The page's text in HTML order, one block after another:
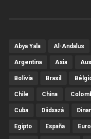
Abya Yala Al-Andalus
Argentina Asia
Bolivia Brasil
Chile China
Cuba Diidxazá
Egipto España